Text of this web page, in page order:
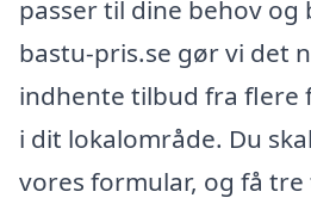
passer til dine behov og
bastu-pris.se gør vi det
indhente tilbud fra flere
i dit lokalområde. Du
vores formular, og få